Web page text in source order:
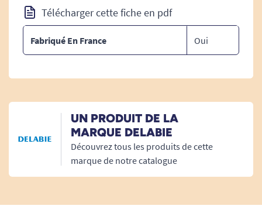
Télécharger cette fiche en pdf
Fabriqué En France Oui
UN PRODUIT DE LA
MARQUE DELABIE
Découvrez tous les produits de cette
marque de notre catalogue